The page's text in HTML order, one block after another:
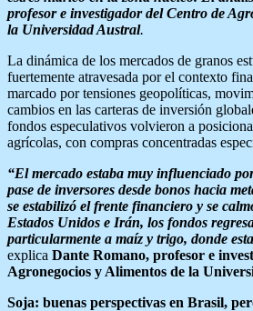
profesor e investigador del Centro de
la Universidad Austral.
La dinámica de los mercados de granos
fuertemente atravesada por el contexto
marcado por tensiones geopolíticas,
cambios en las carteras de inversión
fondos especulativos volvieron a
agrícolas, con compras concentradas
“El mercado estaba muy influenciado
pase de inversores desde bonos hacia
se estabilizó el frente financiero y se
Estados Unidos e Irán, los fondos
particularmente a maíz y trigo, donde
explica Dante Romano, profesor e
Agronegocios y Alimentos de la
Soja: buenas perspectivas en Brasil,